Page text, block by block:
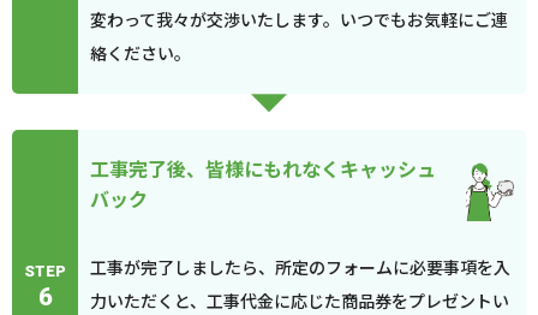
変わって我々が交渉いたします。いつでもお気軽にご連
絡ください。
STEP
6
工事完了後、皆様にもれなくキャッシュ
バック
工事が完了しましたら、所定のフォームに必要事項を入
力いただくと、工事代金に応じた商品券をプレゼントい